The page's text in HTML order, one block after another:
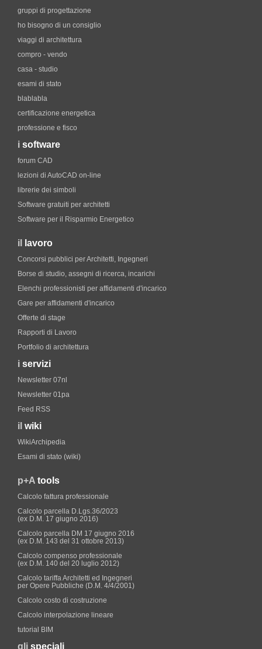
gruppi di progettazione
ho bisogno di un consiglio
viaggi di architettura
compro - vendo
casa - studio
esami di stato
blablabla
certificazione energetica
professione e fisco
i software
forum CAD
lezioni di AutoCAD on-line
librerie dei simboli
Software gratuiti per architetti
Software per il Risparmio Energetico
il lavoro
Concorsi pubblici per Architetti, Ingegneri
Borse di studio, assegni di ricerca, incarichi
Elenchi professionisti per affidamenti d'incarico
Gare per affidamenti d'incarico
Offerte di stage
Rapporti di Lavoro
Portfolio di architettura
i servizi
Newsletter 07nl
Newsletter 01pa
Feed RSS
il wiki
WikiArchipedia
Esami di stato (wiki)
p+A tools
Calcolo fattura professionale
Calcolo parcella D.Lgs.36/2023
(ex D.M. 17 giugno 2016)
Calcolo parcella DM 17 giugno 2016
(ex D.M. 143 del 31 ottobre 2013)
Calcolo compenso professionale
(ex D.M. 140 del 20 luglio 2012)
Calcolo tariffa Architetti ed Ingegneri
per Opere Pubbliche (D.M. 4/4/2001)
Calcolo costo di costruzione
Calcolo interpolazione lineare
tutorial BIM
gli speciali